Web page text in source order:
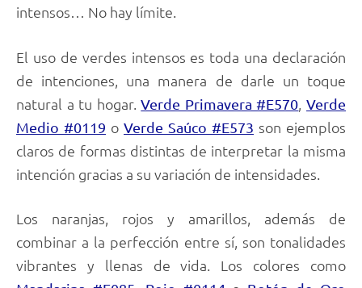
intensos… No hay límite.
El uso de verdes intensos es toda una declaración
de intenciones, una manera de darle un toque
natural a tu hogar.Verde Primavera #E570 ,Verde
Medio #0119 o Verde Saúco #E573 son ejemplos
claros de formas distintas de interpretar la misma
intención gracias a su variación de intensidades.
Los naranjas, rojos y amarillos, además de
combinar a la perfección entre sí, son tonalidades
vibrantes y llenas de vida. Los colores como